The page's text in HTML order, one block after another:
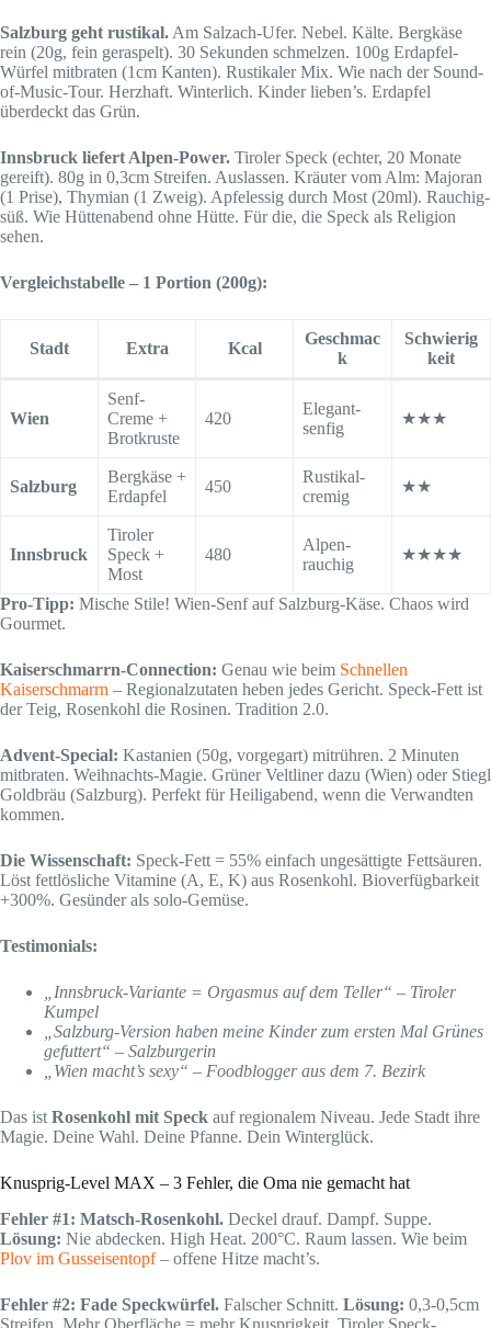
Salzburg geht rustikal. Am Salzach-Ufer. Nebel. Kälte. Bergkäse
rein (20g, fein geraspelt). 30 Sekunden schmelzen. 100g Erdapfel-
Würfel mitbraten (1cm Kanten). Rustikaler Mix. Wie nach der Sound-
of-Music-Tour. Herzhaft. Winterlich. Kinder lieben’s. Erdapfel
überdeckt das Grün.
Innsbruck liefert Alpen-Power. Tiroler Speck (echter, 20 Monate
gereift). 80g in 0,3cm Streifen. Auslassen. Kräuter vom Alm: Majoran
(1 Prise), Thymian (1 Zweig). Apfelessig durch Most (20ml). Rauchig-
süß. Wie Hüttenabend ohne Hütte. Für die, die Speck als Religion
sehen.
Vergleichstabelle – 1 Portion (200g):
Stadt Extra Kcal
Geschmac
k
Schwierig
keit
Wien
Senf-
Creme +
Brotkruste
420
Elegant-
senfig
★★★
Salzburg
Bergkäse +
Erdapfel
450
Rustikal-
cremig
★★
Innsbruck
Tiroler
Speck +
Most
480
Alpen-
rauchig
★★★★
Pro-Tipp: Mische Stile! Wien-Senf auf Salzburg-Käse. Chaos wird
Gourmet.
Kaiserschmarrn-Connection: Genau wie beim Schnellen
Kaiserschmarrn – Regionalzutaten heben jedes Gericht. Speck-Fett ist
der Teig, Rosenkohl die Rosinen. Tradition 2.0.
Advent-Special: Kastanien (50g, vorgegart) mitrühren. 2 Minuten
mitbraten. Weihnachts-Magie. Grüner Veltliner dazu (Wien) oder Stiegl
Goldbräu (Salzburg). Perfekt für Heiligabend, wenn die Verwandten
kommen.
Die Wissenschaft: Speck-Fett = 55% einfach ungesättigte Fettsäuren.
Löst fettlösliche Vitamine (A, E, K) aus Rosenkohl. Bioverfügbarkeit
+300%. Gesünder als solo-Gemüse.
Testimonials:
„Innsbruck-Variante = Orgasmus auf dem Teller“ – Tiroler
Kumpel
„Salzburg-Version haben meine Kinder zum ersten Mal Grünes
gefuttert“ – Salzburgerin
„Wien macht’s sexy“ – Foodblogger aus dem 7. Bezirk
Das ist Rosenkohl mit Speck auf regionalem Niveau. Jede Stadt ihre
Magie. Deine Wahl. Deine Pfanne. Dein Winterglück.
Knusprig-Level MAX – 3 Fehler, die Oma nie gemacht hat
Fehler #1: Matsch-Rosenkohl. Deckel drauf. Dampf. Suppe.
Lösung: Nie abdecken. High Heat. 200°C. Raum lassen. Wie beim
Plov im Gusseisentopf– offene Hitze macht’s.
Fehler #2: Fade Speckwürfel. Falscher Schnitt. Lösung: 0,3-0,5cm
Streifen. Mehr Oberfläche = mehr Knusprigkeit. Tiroler Speck-